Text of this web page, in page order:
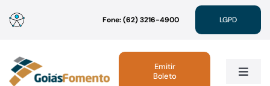
para
conteúdo
Fone: (62) 3216-4900 LGPD
Toggle
Emitir
Boleto